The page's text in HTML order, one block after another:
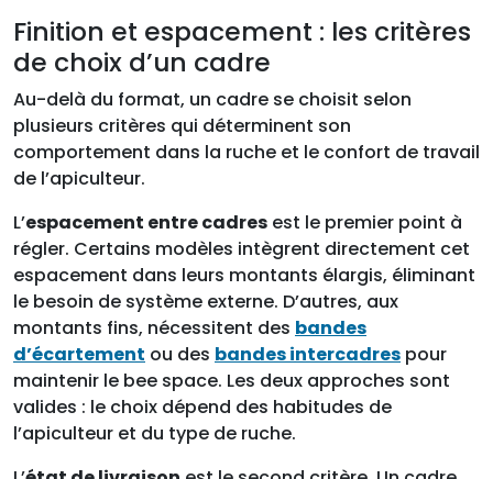
Finition et espacement : les critères
de choix d’un cadre
Au-delà du format, un cadre se choisit selon
plusieurs critères qui déterminent son
comportement dans la ruche et le confort de travail
de l’apiculteur.
L’espacement entre cadres est le premier point à
régler. Certains modèles intègrent directement cet
espacement dans leurs montants élargis, éliminant
le besoin de système externe. D’autres, aux
montants fins, nécessitent des bandes
d’écartement ou des bandes intercadres pour
maintenir le bee space. Les deux approches sont
valides : le choix dépend des habitudes de
l’apiculteur et du type de ruche.